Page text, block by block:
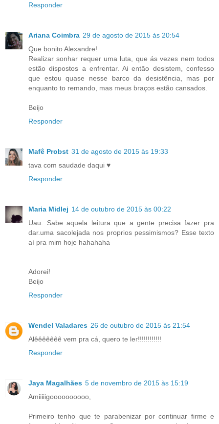
Responder
Ariana Coimbra 29 de agosto de 2015 às 20:54
Que bonito Alexandre!
Realizar sonhar requer uma luta, que ás vezes nem todos
estão dispostos a enfrentar. Ai então desistem, confesso
que estou quase nesse barco da desistência, mas por
enquanto to remando, mas meus braços estão cansados.
Beijo
Responder
Mafê Probst 31 de agosto de 2015 às 19:33
tava com saudade daqui ♥
Responder
Maria Midlej 14 de outubro de 2015 às 00:22
Uau. Sabe aquela leitura que a gente precisa fazer pra
dar.uma sacolejada nos proprios pessimismos? Esse texto
aí pra mim hoje hahahaha
Adorei!
Beijo
Responder
Wendel Valadares 26 de outubro de 2015 às 21:54
Alêêêêêêê vem pra cá, quero te ler!!!!!!!!!!!!
Responder
Jaya Magalhães 5 de novembro de 2015 às 15:19
Amiiiiigoooooooooo,
Primeiro tenho que te parabenizar por continuar firme e